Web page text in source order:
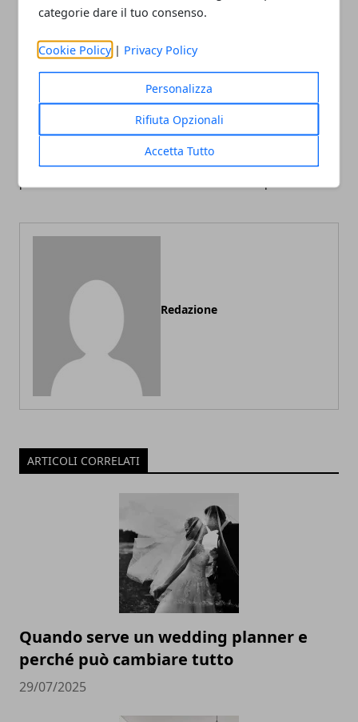
categorie dare il tuo consenso.
Cookie Policy | Privacy Policy
Personalizza
Rifiuta Opzionali
Accetta Tutto
Facebook
TwitterWhatsapp
Gli allestimenti natalizi per
centri commerciali e eventi
per Natale
professionale: cos’è e
perché è utile
Redazione
ARTICOLI CORRELATI
Quando serve un wedding planner e
perché può cambiare tutto
29/07/2025